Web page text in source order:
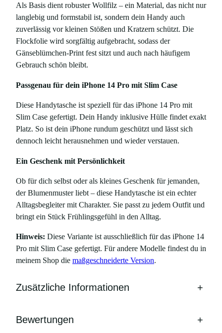
e
b
l
ü
m
c
n
-
P
r
n
i
P
h
n
4
Als Basis dient robuster Wollfilz – ein Material, das nicht nur
langlebig und formstabil ist, sondern dein Handy auch
zuverlässig vor kleinen Stößen und Kratzern schützt. Die
Flockfolie wird sorgfältig aufgebracht, sodass der
Gänseblümchen-Print fest sitzt und auch nach häufigem
Gebrauch schön bleibt.
Passgenau für dein iPhone 14 Pro mit Slim Case
Diese Handytasche ist speziell für das iPhone 14 Pro mit
Slim Case gefertigt. Dein Handy inklusive Hülle findet exakt
Platz. So ist dein iPhone rundum geschützt und lässt sich
dennoch leicht herausnehmen und wieder verstauen.
Ein Geschenk mit Persönlichkeit
Ob für dich selbst oder als kleines Geschenk für jemanden,
der Blumenmuster liebt – diese Handytasche ist ein echter
Alltagsbegleiter mit Charakter. Sie passt zu jedem Outfit und
bringt ein Stück Frühlingsgefühl in den Alltag.
Hinweis: Diese Variante ist ausschließlich für das iPhone 14
Pro mit Slim Case gefertigt. Für andere Modelle findest du in
meinem Shop die maßgeschneiderte Version.
Zusätzliche Informationen +
Bewertungen +